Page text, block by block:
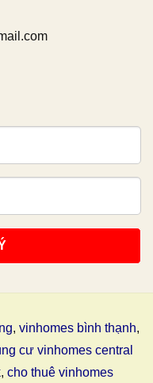
, vinhomes bình thạnh,
cư vinhomes central
, cho thuê vinhomes